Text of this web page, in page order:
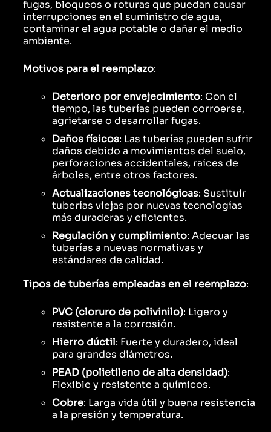
fugas, bloqueos o roturas que puedan causar
interrupciones en el suministro de agua,
contaminar el agua potable o dañar el medio
ambiente.
Motivos para el reemplazo:
Deterioro por envejecimiento: Con el
tiempo, las tuberías pueden corroerse,
agrietarse o desarrollar fugas.
Daños físicos: Las tuberías pueden sufrir
daños debido a movimientos del suelo,
perforaciones accidentales, raíces de
árboles, entre otros factores.
Actualizaciones tecnológicas: Sustituir
tuberías viejas por nuevas tecnologías
más duraderas y eficientes.
Regulación y cumplimiento: Adecuar las
tuberías a nuevas normativas y
estándares de calidad.
Tipos de tuberías empleadas en el reemplazo:
PVC (cloruro de polivinilo): Ligero y
resistente a la corrosión.
Hierro dúctil: Fuerte y duradero, ideal
para grandes diámetros.
PEAD (polietileno de alta densidad):
Flexible y resistente a químicos.
Cobre: Larga vida útil y buena resistencia
a la presión y temperatura.